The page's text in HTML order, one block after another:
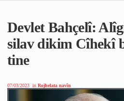
Devlet Bahçelî:
silav dikim Cîhekî
tine
07/03/2023 in Rojhelata navîn